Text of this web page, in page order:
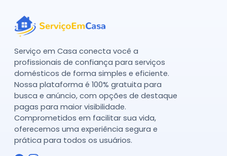
Serviço em Casa conecta você a
profissionais de confiança para serviços
domésticos de forma simples e eficiente.
Nossa plataforma é 100% gratuita para
busca e anúncio, com opções de destaque
pagas para maior visibilidade.
Comprometidos em facilitar sua vida,
oferecemos uma experiência segura e
prática para todos os usuários.